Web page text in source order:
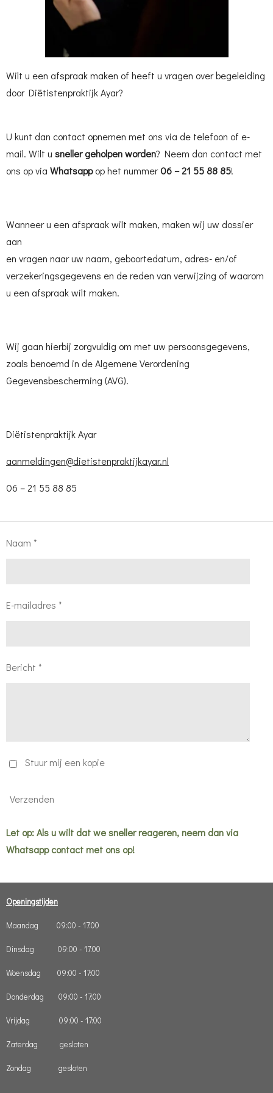
Wilt u een afspraak maken of heeft u vragen over begeleiding
door Diëtistenpraktijk Ayar?
U kunt dan contact opnemen met ons via de telefoon of e-
mail. Wilt u sneller geholpen worden? Neem dan contact met
ons op via Whatsappop het nummer06 – 21 55 88 85!
Wanneer u een afspraak wilt maken, maken wij uw dossier
aan
en vragen naar uw naam, geboortedatum, adres- en/of
verzekeringsgegevens en de reden van verwijzing of waarom
u een afspraak wilt maken.
Wij gaan hierbij zorgvuldig om met uw persoonsgegevens,
zoals benoemd in de Algemene Verordening
Gegevensbescherming (AVG).
Diëtistenpraktijk Ayar
aanmeldingen@dietistenpraktijkayar.nl
06 – 21 55 88 85
Naam *
E-mailadres *
Bericht *
Stuur mij een kopie
Verzenden
Let op: Als u wilt dat we sneller reageren, neem dan via
Whatsapp contact met ons op!
Openingstijden
Maandag 09:00 - 17:00
Dinsdag 09:00 - 17:00
Woensdag 09:00 - 17:00
Donderdag 09:00 - 17:00
Vrijdag 09:00 - 17:00
Zaterdag gesloten
Zondag gesloten